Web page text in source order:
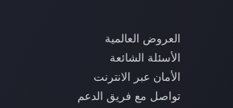
العروض العالمية
الأسئلة الشائعة
الأمان عبر الانترنت
تواصل مع فريق الدعم